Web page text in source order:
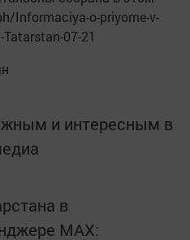
Informaciya-o-priyome-v-
07-21
и интересным в
в
MАХ: